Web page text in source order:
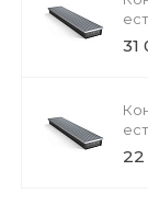
31
U-